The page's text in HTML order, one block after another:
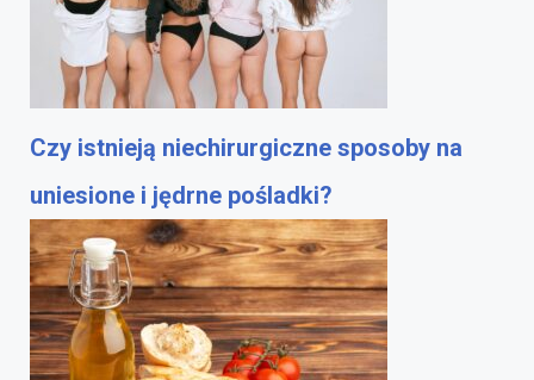
Czy istnieją niechirurgiczne sposoby na
uniesione i jędrne pośladki?